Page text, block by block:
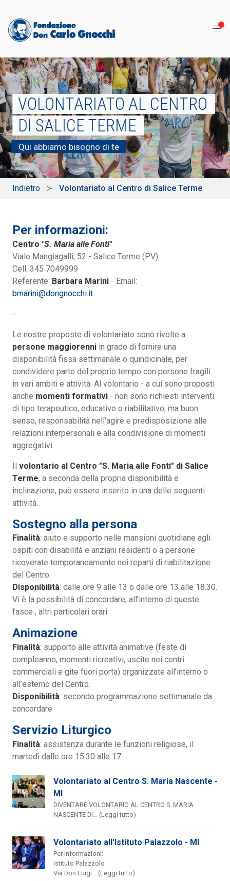
VOLONTARIATO AL CENTRO
DI SALICE TERME
Qui abbiamo bisogno di te
Indietro Volontariato al Centro di Salice Terme
Per informazioni:
Centro "S. Maria alle Fonti"
Viale Mangiagalli, 52 - Salice Terme (PV)
Cell. 345 7049999
Referente: Barbara Marini - Email:
bmarini@dongnocchi.it
-
Le nostre proposte di volontariato sono rivolte a
persone maggiorenni in grado di fornire una
disponibilità fissa settimanale o quindicinale, per
condividere parte del proprio tempo con persone fragili
in vari ambiti e attività. Al volontario - a cui sono proposti
anche momenti formativi - non sono richiesti interventi
di tipo terapeutico, educativo o riabilitativo, ma buon
senso, responsabilità nell'agire e predisposizione alle
relazioni interpersonali e alla condivisione di momenti
aggregativi.
Il volontario al Centro "S. Maria alle Fonti" di Salice
Terme, a seconda della propria disponibilità e
inclinazione, può essere inserito in una delle seguenti
attività.
Sostegno alla persona
Finalità: aiuto e supporto nelle mansioni quotidiane agli
ospiti con disabilità e anziani residenti o a persone
ricoverate temporaneamente nei reparti di riabilitazione
del Centro.
Disponibilità: dalle ore 9 alle 13 o dalle ore 13 alle 18.30.
Vi è la possibilità di concordare, all’interno di queste
fasce , altri particolari orari.
Animazione
Finalità: supporto alle attività animative (feste di
compleanno, momenti ricreativi, uscite nei centri
commerciali e gite fuori porta) organizzate all’interno o
all’esterno del Centro.
Disponibilità: secondo programmazione settimanale da
concordare
Servizio Liturgico
Finalità: assistenza durante le funzioni religiose, il
martedì dalle ore 15.30 alle 17.
Volontariato al Centro S. Maria Nascente -
MI
DIVENTARE VOLONTARIO AL CENTRO S. MARIA
NASCENTE DI... (Leggi tutto)
Volontariato all'Istituto Palazzolo - MI
Per informazioni:
Istituto Palazzolo
Via Don Luigi... (Leggi tutto)